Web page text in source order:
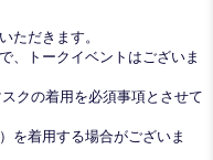
ただきます。
、トークイベントはございま
クの着用を必須事項とさせて
を着用する場合がございま